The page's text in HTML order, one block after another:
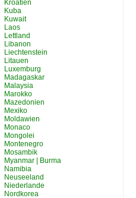
Kroatien
Kuba
Kuwait
Laos
Lettland
Libanon
Liechtenstein
Litauen
Luxemburg
Madagaskar
Malaysia
Marokko
Mazedonien
Mexiko
Moldawien
Monaco
Mongolei
Montenegro
Mosambik
Myanmar | Burma
Namibia
Neuseeland
Niederlande
Nordkorea